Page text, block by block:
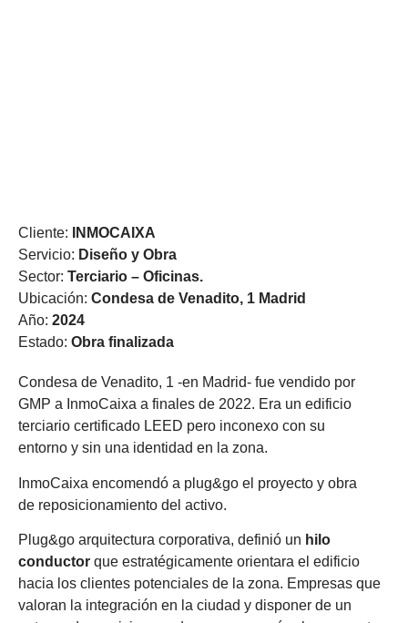
Cliente:
INMOCAIXA
Servicio: Diseño y Obra
Sector: Terciario – Oficinas.
Ubicación: Condesa de Venadito, 1 Madrid
Año: 2024
Estado: Obra finalizada
Condesa de Venadito, 1 -en Madrid- fue vendido por
GMP a InmoCaixa a finales de 2022. Era un edificio
terciario certificado LEED pero inconexo con su
entorno y sin una identidad en la zona.
InmoCaixa encomendó a plug&go el proyecto y obra
de reposicionamiento del activo.
Plug&go arquitectura corporativa, definió un hilo
conductor que estratégicamente orientara el edificio
hacia los clientes potenciales de la zona. Empresas que
valoran la integración en la ciudad y disponer de un